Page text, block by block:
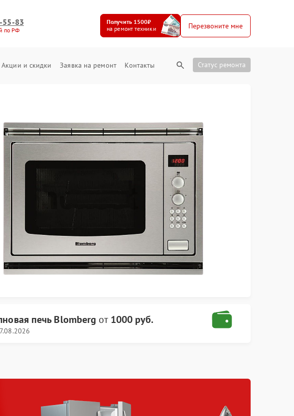
55-83
по РФ
Получить 1500₽
на ремонт техники
Перезвоните мне
Акции и скидки Заявка на ремонт Контакты Статус ремонта
печь Blomberg от 1000 руб.